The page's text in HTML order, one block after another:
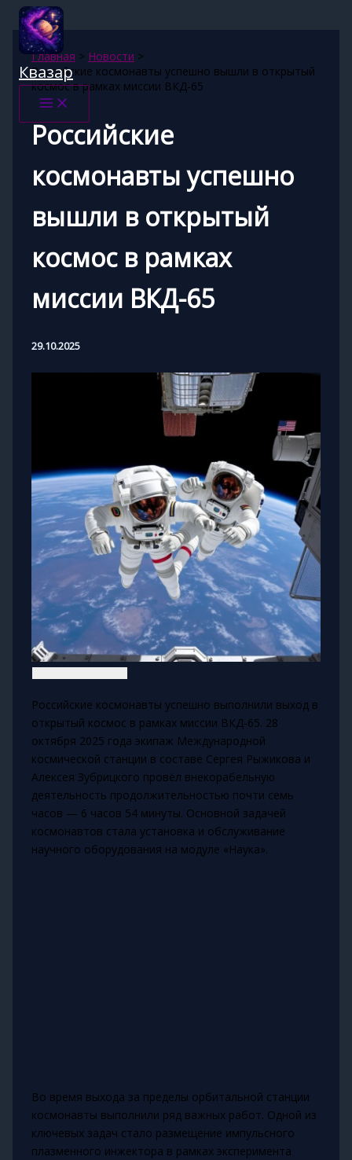
Перейти
содержимому
Квазар
Главная
Новости
Российские космонавты успешно вышли в открытый
космос в рамках миссии ВКД-65
Российские
космонавты успешно
вышли в открытый
космос в рамках
миссии ВКД-65
29.10.2025
Российские космонавты успешно выполнили выход в
открытый космос в рамках миссии ВКД-65. 28
октября 2025 года экипаж Международной
космической станции в составе Сергея Рыжикова и
Алексея Зубрицкого провёл внекорабельную
деятельность продолжительностью почти семь
часов — 6 часов 54 минуты. Основной задачей
космонавтов стала установка и обслуживание
научного оборудования на модуле «Наука».
Во время выхода за пределы орбитальной станции
космонавты выполнили ряд важных работ. Одной из
ключевых задач стало размещение импульсного
плазменного инжектора в рамках эксперимента